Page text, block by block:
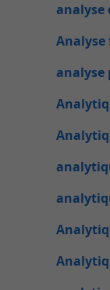
analyse
analyse